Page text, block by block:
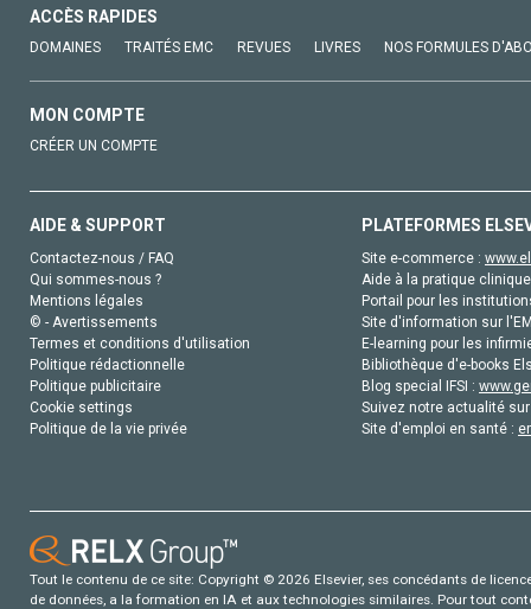
ACCÈS RAPIDES
DOMAINES TRAITÉS EMC REVUES LIVRES NOS FORMULES
MON COMPTE
CRÉER UN COMPTE
AIDE & SUPPORT
Contactez-nous / FAQ
Qui sommes-nous ?
Mentions légales
© - Avertissements
Termes et conditions d'utilisation
Politique rédactionnelle
Politique publicitaire
Cookie settings
Politique de la vie privée
PLATEFORMES
Site e-commerce :
Aide à la pratique
Portail pour les
Site d'information sur
E-learning pour les
Bibliothèque d'e-books
Blog special IFSI :
Suivez notre actualité
Site d'emploi en santé :
Tout le contenu de ce site: Copyright © 2026 Elsevier, ses concédants de
de données, a la formation en IA et aux technologies similaires. Pour tout